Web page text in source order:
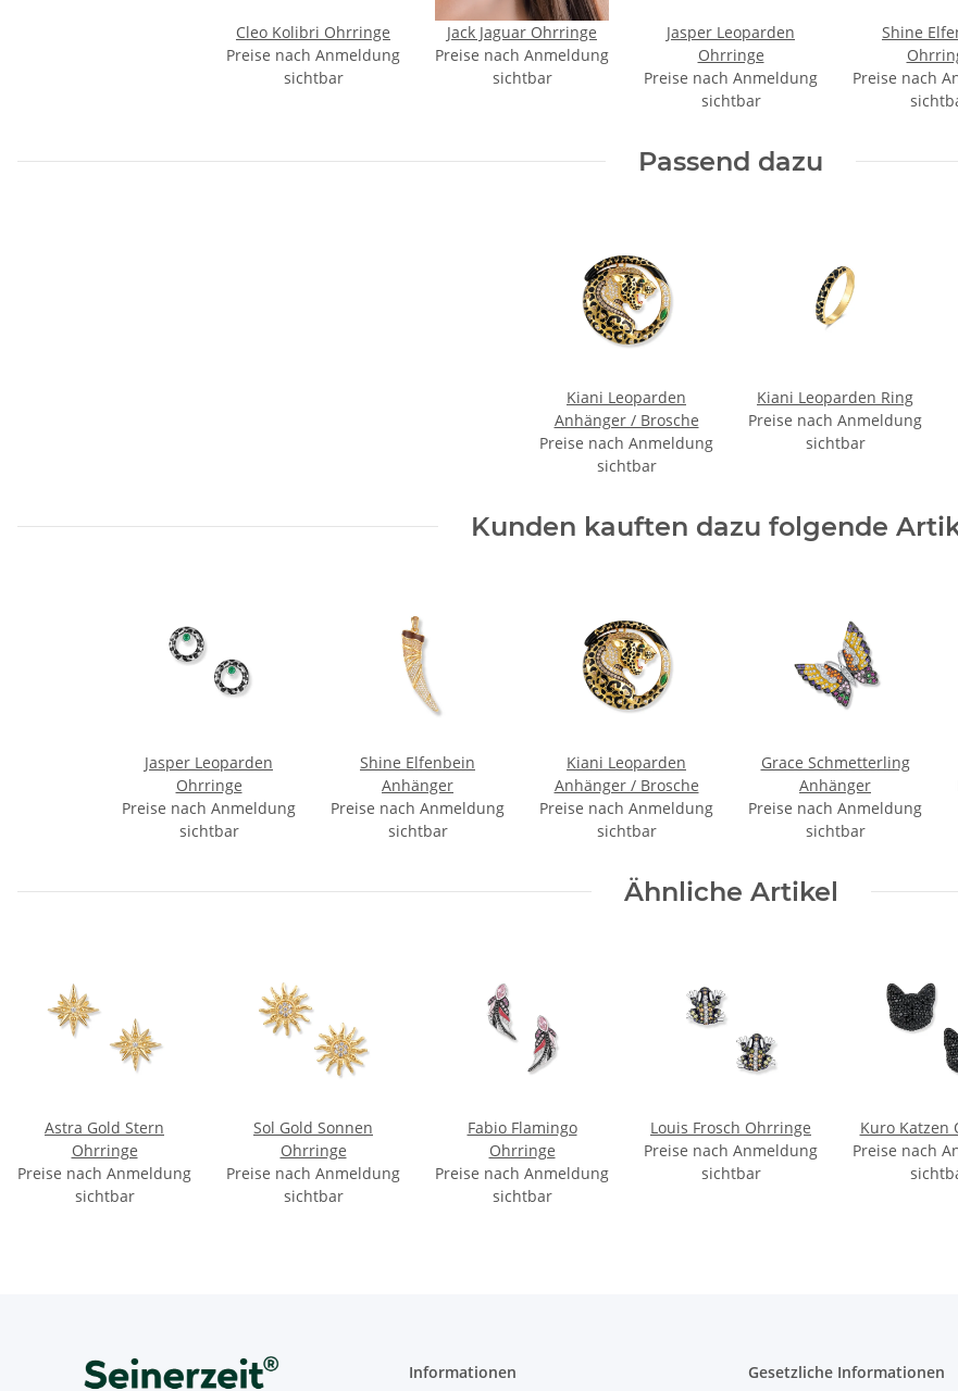
Cleo Kolibri Ohrringe
Preise nach Anmeldung
sichtbar
Jack Jaguar Ohrringe
Preise nach Anmeldung
sichtbar
Jasper Leoparden
Ohrringe
Preise nach Anmeldung
sichtbar
Shine
Preise nach
Passend dazu
Kiani Leoparden
Anhänger / Brosche
Preise nach Anmeldung
sichtbar
Kiani Leoparden Ring
Preise nach Anmeldung
sichtbar
Kunden kauften dazu folgende
Jasper Leoparden
Ohrringe
Preise nach Anmeldung
sichtbar
Shine Elfenbein
Anhänger
Preise nach Anmeldung
sichtbar
Kiani Leoparden
Anhänger / Brosche
Preise nach Anmeldung
sichtbar
Grace Schmetterling
Anhänger
Preise nach Anmeldung
sichtbar
Ähnliche Artikel
Astra Gold Stern
Ohrringe
Preise nach Anmeldung
sichtbar
Sol Gold Sonnen
Ohrringe
Preise nach Anmeldung
sichtbar
Fabio Flamingo
Ohrringe
Preise nach Anmeldung
sichtbar
Louis Frosch Ohrringe
Preise nach Anmeldung
sichtbar
Kuro Katzen
Preise nach
Informationen Gesetzliche Informationen